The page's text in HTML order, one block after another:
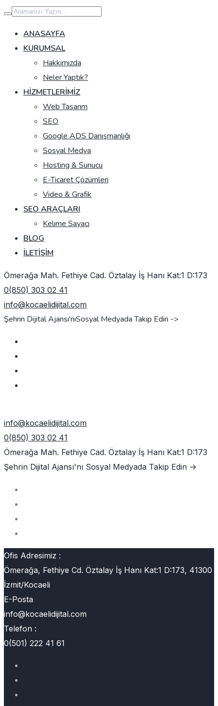
İçeriğe
geç
ANASAYFA
KURUMSAL
Hakkımızda
Neler Yaptık?
HIZMETLERIMIZ
Web Tasarım
SEO
Google ADS Danışmanlığı
Sosyal Medya
Hosting & Sunucu
E-Ticaret Çözümleri
Video & Grafik
SEO ARAÇLARI
Kelime Sayacı
BLOG
İLETIŞIM
Ömerağa Mah. Fethiye Cad. Öztalay İş Hanı Kat:1 D:173
0(850) 303 02 41
info@kocaelidijital.com
Şehrin Dijital Ajansı'nıSosyal Medyada Takip Edin ->
info@kocaelidijital.com
0(850) 303 02 41
Ömerağa Mah. Fethiye Cad. Öztalay İş Hanı Kat:1 D:173
Şehrin Dijital Ajansı'nı Sosyal Medyada Takip Edin ->
Ofis Adresimiz :
Ömerağa, Fethiye Cd. Öztalay İş Hanı Kat:1 D:173, 41300
İzmit/Kocaeli
E-Posta
info@kocaelidijital.com
Telefon :
0(501) 222 41 61